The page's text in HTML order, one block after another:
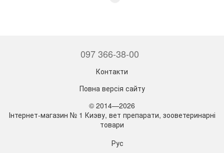
097 366-38-00
Контакти
Повна версія сайту
© 2014—2026
Інтернет-магазин № 1 Киэву, вет препарати, зооветеринарні
товари
Рус